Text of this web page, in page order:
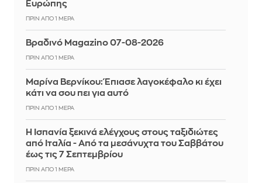
Ευρώπης
ΠΡΙΝ ΑΠΌ 1 ΜΈΡΑ
Βραδινό Magazino 07-08-2026
ΠΡΙΝ ΑΠΌ 1 ΜΈΡΑ
Μαρίνα Βερνίκου: Έπιασε λαγοκέφαλο κι έχει
κάτι να σου πει για αυτό
ΠΡΙΝ ΑΠΌ 1 ΜΈΡΑ
Η Ισπανία ξεκινά ελέγχους στους ταξιδιώτες
από Ιταλία - Από τα μεσάνυχτα του Σαββάτου
έως τις 7 Σεπτεμβρίου
ΠΡΙΝ ΑΠΌ 1 ΜΈΡΑ